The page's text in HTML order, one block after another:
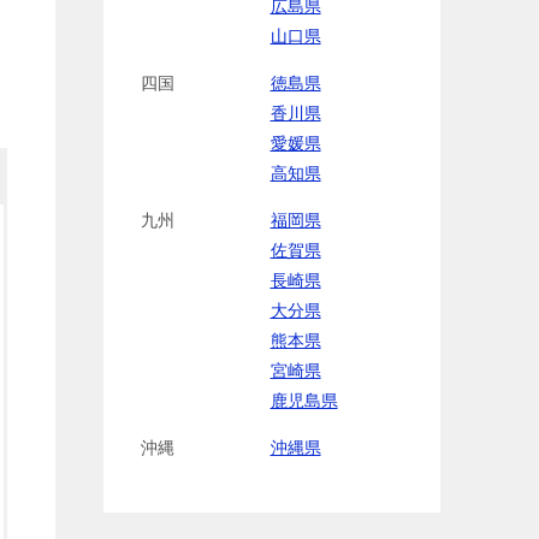
広島県
山口県
四国
徳島県
香川県
愛媛県
高知県
九州
福岡県
佐賀県
長崎県
大分県
熊本県
宮崎県
鹿児島県
沖縄 沖縄県